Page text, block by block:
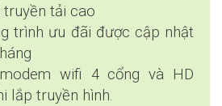
tải cao
trình ưu đãi được cập nhật
wifi 4 cổng và HD
lắp truyền hình.